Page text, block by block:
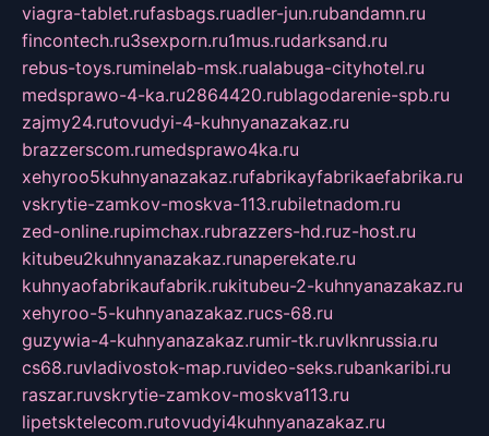
viagra-tablet.rufasbags.ruadler-jun.rubandamn.ru
fincontech.ru3sexporn.ru1mus.rudarksand.ru
rebus-toys.ruminelab-msk.rualabuga-cityhotel.ru
medsprawo-4-ka.ru2864420.rublagodarenie-spb.ru
zajmy24.rutovudyi-4-kuhnyanazakaz.ru
brazzerscom.rumedsprawo4ka.ru
xehyroo5kuhnyanazakaz.rufabrikayfabrikaefabrika.ru
vskrytie-zamkov-moskva-113.rubiletnadom.ru
zed-online.rupimchax.rubrazzers-hd.ruz-host.ru
kitubeu2kuhnyanazakaz.runaperekate.ru
kuhnyaofabrikaufabrik.rukitubeu-2-kuhnyanazakaz.ru
xehyroo-5-kuhnyanazakaz.rucs-68.ru
guzywia-4-kuhnyanazakaz.rumir-tk.ruvlknrussia.ru
cs68.ruvladivostok-map.ruvideo-seks.rubankaribi.ru
raszar.ruvskrytie-zamkov-moskva113.ru
lipetsktelecom.rutovudyi4kuhnyanazakaz.ru